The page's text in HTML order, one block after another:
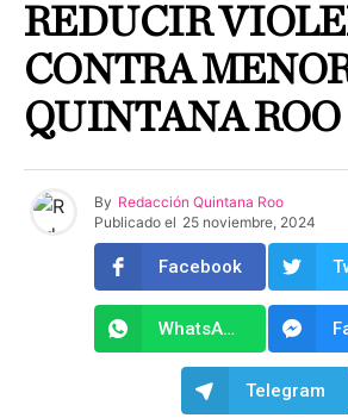
REDUCIR
CONTRA
QUINTANA ROO
By Redacción Quintana Roo
Publicado el 25 noviembre, 2024
Facebook
WhatsApp
Telegram